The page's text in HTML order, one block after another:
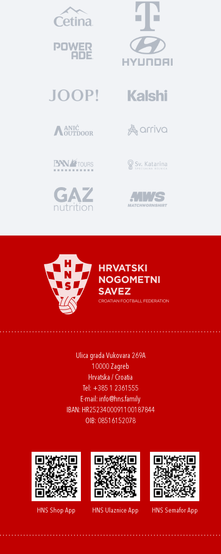
Ulica grada Vukovara 269A
10000 Zagreb
Hrvatska / Croatia
Tel: +385 1 2361555
E-mail: info@hns.family
IBAN: HR2523400091100187844
OIB: 08516152078
HNS Shop App HNS Ulaznice App HNS Semafor App